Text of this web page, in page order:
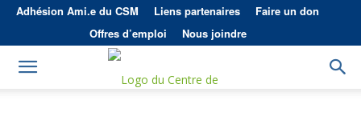
Adhésion Ami.e du CSM Liens partenaires
Faire un don
Offres d’emploi
Nous joindre